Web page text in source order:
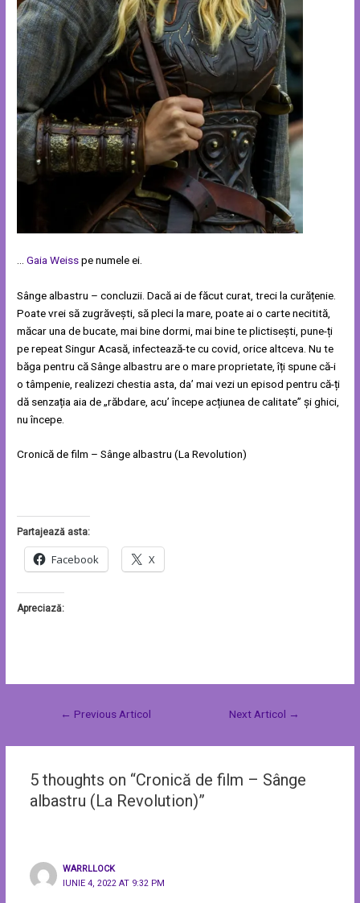
…Gaia Weisspe numele ei.
Sânge albastru – concluzii. Dacă ai de făcut curat, treci la curățenie.
Poate vrei să zugrăvești, să pleci la mare, poate ai o carte necitită,
măcar una de bucate, mai bine dormi, mai bine te plictisești, pune-ți
pe repeat Singur Acasă, infectează-te cu covid, orice altceva. Nu te
băga pentru că Sânge albastru are o mare proprietate, îți spune că-i
o tâmpenie, realizezi chestia asta, da’ mai vezi un episod pentru că-ți
dă senzația aia de „răbdare, acu’ începe acțiunea de calitate” și ghici,
nu începe.
Cronică de film – Sânge albastru (La Revolution)
Partajează asta:
Facebook X
Apreciază:
← Previous Articol Next Articol →
5 thoughts on “Cronică de film – Sânge
albastru (La Revolution)”
WARRLLOCK
IUNIE 4, 2022 AT 9:32 PM